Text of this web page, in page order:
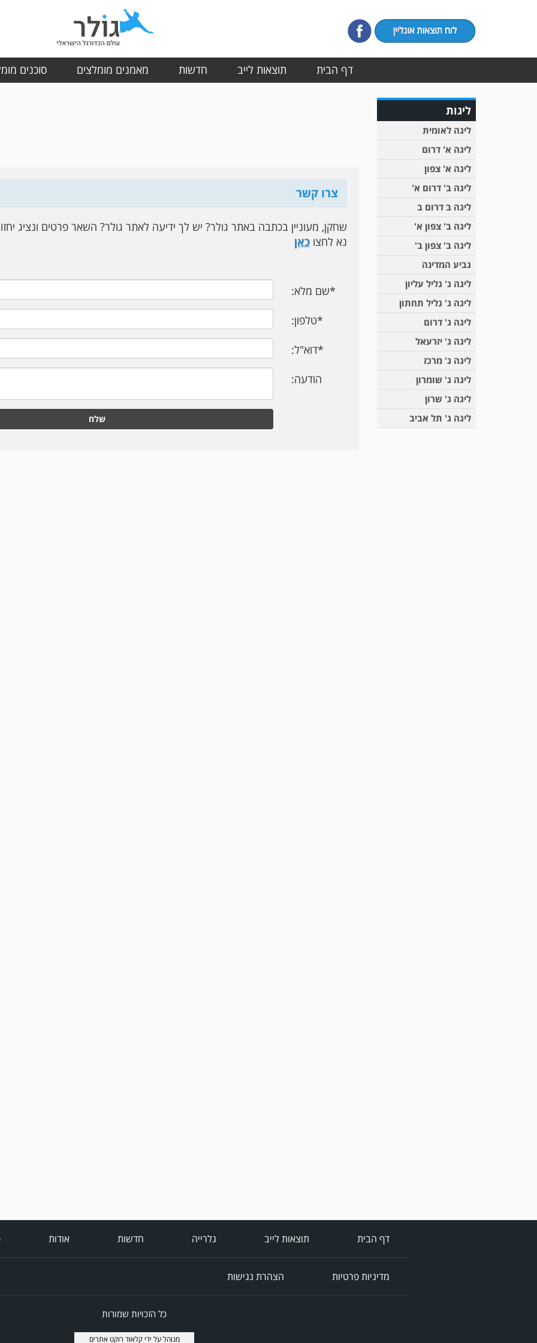
דף הבית תוצאות לייב חדשות מאמנים מומלצים סוכנים
ליגות
ליגה לאומית
ליגה א' דרום
ליגה א' צפון
ליגה ב' דרום א'
ליגה ב דרום ב
ליגה ב' צפון א'
ליגה ב' צפון ב'
גביע המדינה
ליגה ג' גליל עליון
ליגה ג' גליל תחתון
ליגה ג' דרום
ליגה ג' יזרעאל
ליגה ג' מרכז
ליגה ג' שומרון
ליגה ג' שרון
ליגה ג' תל אביב
צרו קשר
שחקן, מעוניין בכתבה באתר גולר? יש לך ידיעה לאתר גולר? השאר פרטים ונציג
נא לחצו כאן
*שם מלא:
*טלפון:
*דוא"ל:
הודעה:
דף הבית תוצאות לייב גלרייה חדשות אודות
מדיניות פרטיות הצהרת נגישות
כל הזכויות שמורות
מנוהל על ידיקלאוד רוקט אתרים